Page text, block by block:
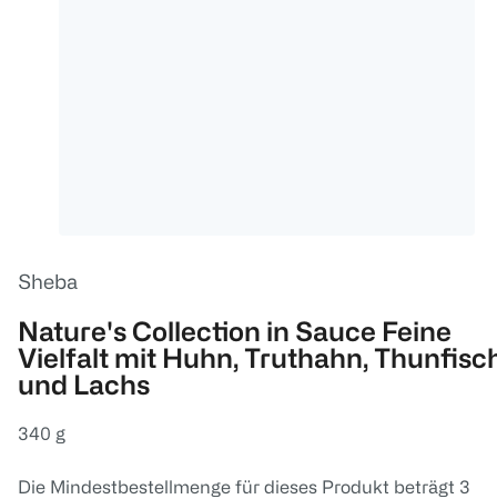
Sheba
Nature's Collection in Sauce Feine
Vielfalt mit Huhn, Truthahn,
und Lachs
340 g
Die Mindestbestellmenge für dieses Produkt beträgt 3